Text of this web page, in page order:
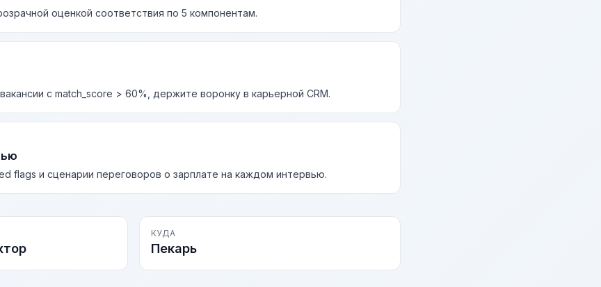
оценкой соответствия по 5 компонентам.
с match_score > 60%, держите воронку в карьерной CRM.
flags и сценарии переговоров о зарплате на каждом интервью.
КУДА
Пекарь